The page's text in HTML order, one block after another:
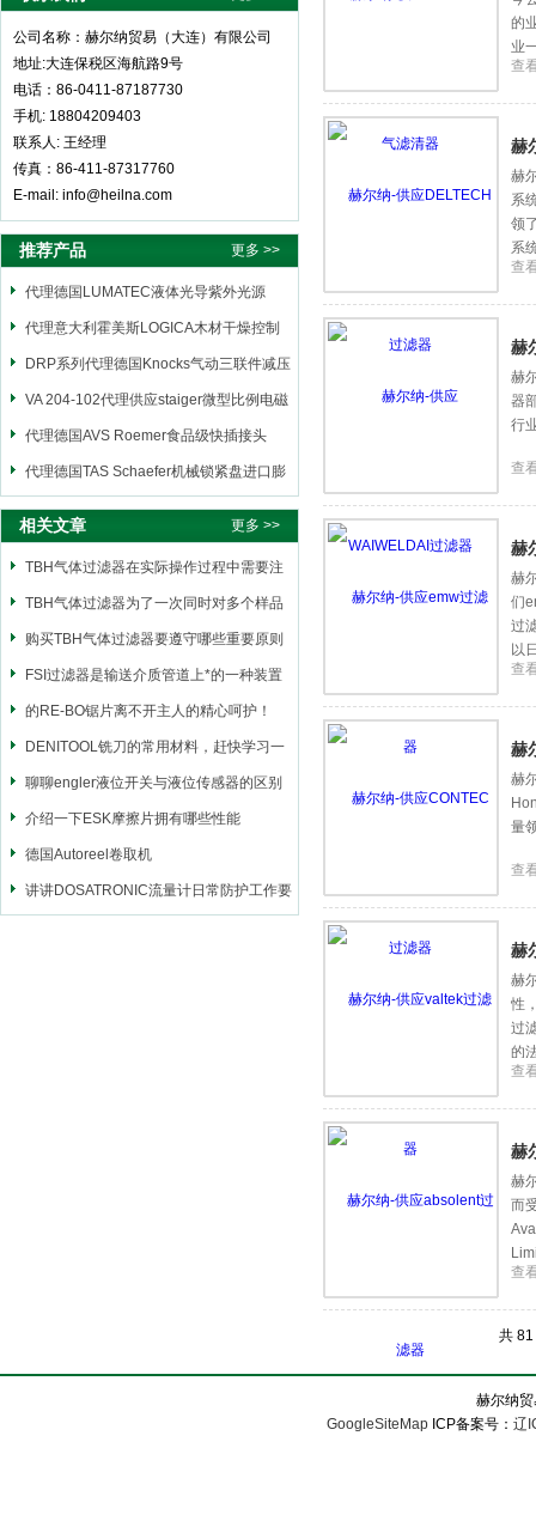
公司名称：赫尔纳贸易（大连）有限公司
地址:大连保税区海航路9号
电话：86-0411-87187730
手机: 18804209403
联系人: 王经理
传真：86-411-87317760
E-mail: info@heilna.com
推荐产品 更多 >>
代理德国LUMATEC液体光导紫外光源
代理意大利霍美斯LOGICA木材干燥控制
仪
DRP系列代理德国Knocks气动三联件减压
阀
VA 204-102代理供应staiger微型比例电磁
阀
代理德国AVS Roemer食品级快插接头
代理德国TAS Schaefer机械锁紧盘进口膨
胀套
相关文章 更多 >>
TBH气体过滤器在实际操作过程中需要注
意什么
TBH气体过滤器为了一次同时对多个样品
进行进行过滤
购买TBH气体过滤器要遵守哪些重要原则
呢
FSI过滤器是输送介质管道上*的一种装置
的RE-BO锯片离不开主人的精心呵护！
DENITOOL铣刀的常用材料，赶快学习一
下
聊聊engler液位开关与液位传感器的区别
介绍一下ESK摩擦片拥有哪些性能
德国Autoreel卷取机
讲讲DOSATRONIC流量计日常防护工作要
的
业
器
查
赫
赫
系
领
系
查
赫
赫
器
行
查
赫
赫
们
过
以
查
赫
赫
量
查
赫
赫
性
过
的
产
查
赫
赫
而
查
共
赫尔纳
GoogleSiteMap ICP备案号：辽